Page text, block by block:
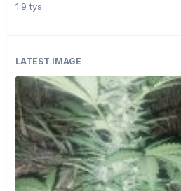
1.9 tys.
LATEST IMAGE